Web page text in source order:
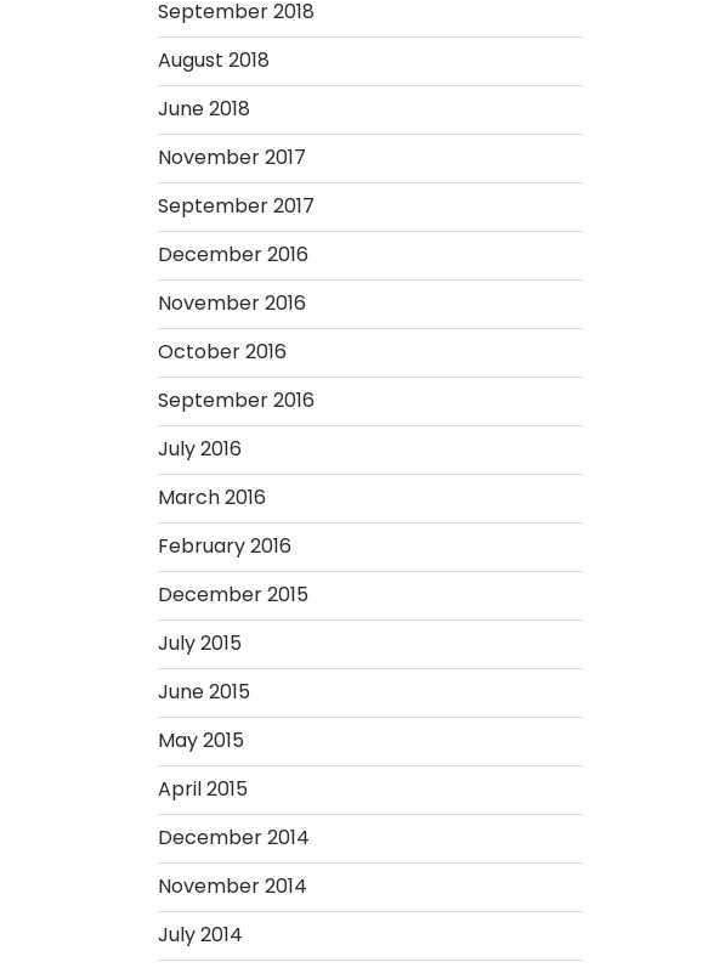
September 2018
August 2018
June 2018
November 2017
September 2017
December 2016
November 2016
October 2016
September 2016
July 2016
March 2016
February 2016
December 2015
July 2015
June 2015
May 2015
April 2015
December 2014
November 2014
July 2014